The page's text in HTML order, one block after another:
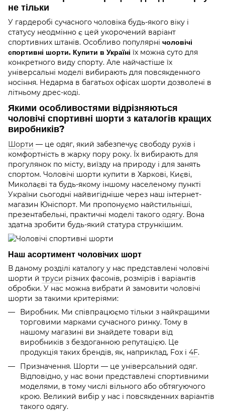
не тільки
У гардеробі сучасного чоловіка будь-якого віку і
статусу неодмінно є цей укорочений варіант
спортивних штанів. Особливо популярні чоловічі
спортивні шорти. Купити в Україні їх можна суто для
конкретного виду спорту. Але найчастіше їх
універсальні моделі вибирають для повсякденного
носіння. Недарма в багатьох офісах шорти дозволені в
літньому дрес-коді.
Якими особливостями відрізняються
чоловічі спортивні шорти з каталогів кращих
виробників?
Шорти — це одяг, який забезпечує свободу рухів і
комфортність в жарку пору року. Їх вибирають для
прогулянок по місту, виїзду на природу і для занять
спортом. Чоловічі шорти купити в Харкові, Києві,
Миколаєві та будь-якому іншому населеному пункті
України сьогодні найвигідніше через наш інтернет-
магазин Юніспорт. Ми пропонуємо найстильніші,
презентабельні, практичні моделі такого одягу. Вона
здатна зробити будь-який статура стрункішим.
Наш асортимент чоловічих шорт
В даному розділі каталогу у нас представлені чоловічі
шорти й труси різних фасонів, розмірів і варіантів
обробки. У нас можна вибрати й замовити чоловічі
шорти за такими критеріями:
Виробник. Ми співпрацюємо тільки з найкращими
торговими марками сучасного ринку. Тому в
нашому магазині ви знайдете товари від
виробників з бездоганною репутацією. Це
продукція таких брендів, як, наприклад, Fox і 4F.
Призначення. Шорти — це універсальний одяг.
Відповідно, у нас вони представлені спортивними
моделями, в тому числі вільного або обтягуючого
крою. Великий вибір у нас і повсякденних варіантів
такого одягу.